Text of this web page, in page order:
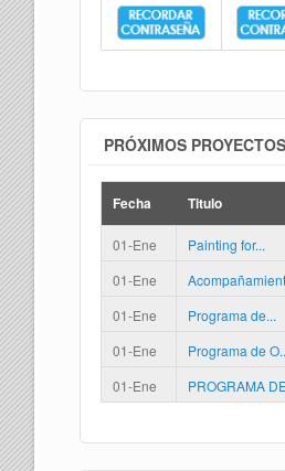
PRÓXIMOS PROYECTOS
Fecha Titulo
01-Ene
Painting for...
01-Ene
01-Ene
Programa de...
01-Ene
Programa de
01-Ene
PROGRAMA